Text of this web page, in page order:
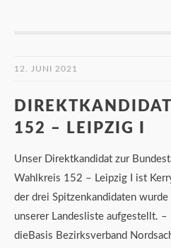
12. JUNI 2021
152 – LEIPZIG I
Unser Direktkandidat zur
Wahlkreis 152 – Leipzig I ist
der drei Spitzenkandidaten
unserer Landesliste aufgestellt.
dieBasis Bezirksverband